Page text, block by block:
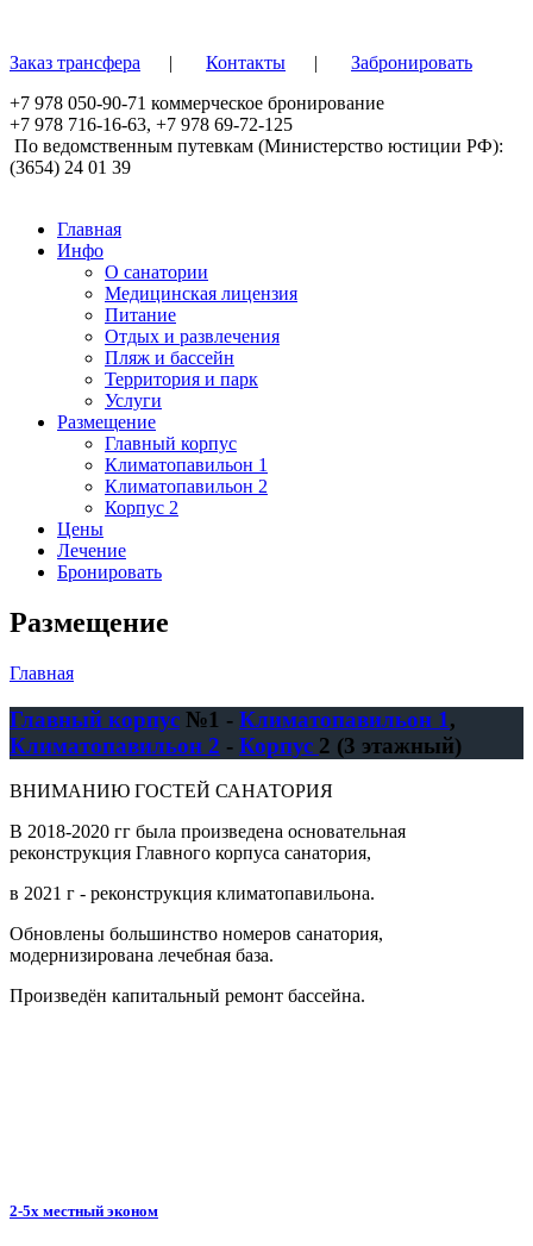
Заказ трансфера | Контакты |
Забронировать
+7 978 050-90-71 коммерческое бронирование
+7 978 716-16-63, +7 978 69-72-125
По ведомственным путевкам (Министерство юстиции РФ):
(3654) 24 01 39
Главная
Инфо
О санатории
Медицинская лицензия
Питание
Отдых и развлечения
Пляж и бассейн
Территория и парк
Услуги
Размещение
Главный корпус
Климатопавильон 1
Климатопавильон 2
Корпус 2
Цены
Лечение
Бронировать
Размещение
Вы здесь
Главная
Главный корпус №1 - Климатопавильон 1,
Климатопавильон 2 - Корпус 2 (3 этажный)
ВНИМАНИЮ ГОСТЕЙ САНАТОРИЯ
В 2018-2020 гг была произведена основательная
реконструкция Главного корпуса санатория,
в 2021 г - реконструкция климатопавильона.
Обновлены большинство номеров санатория,
модернизирована лечебная база.
Произведён капитальный ремонт бассейна.
2-5х местный эконом